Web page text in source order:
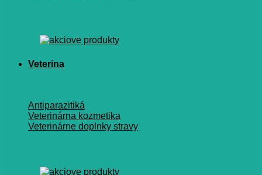
Veterina
Antiparazitiká
Veterinárna kozmetika
Veterinárne doplnky stravy